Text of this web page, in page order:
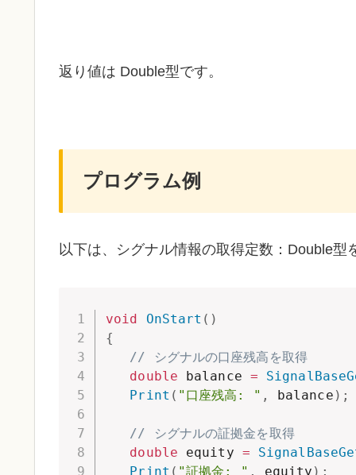
返り値は Double型です。
プログラム例
以下は、シグナル情報の取得定数：Double
void OnStart ( )
{
// シグナルの口座残高を取得
double balance =
Print ( "口座残高: " , balance ) ;
// シグナルの証拠金を取得
double equity =
Print ( "証拠金: " , equity ) ;